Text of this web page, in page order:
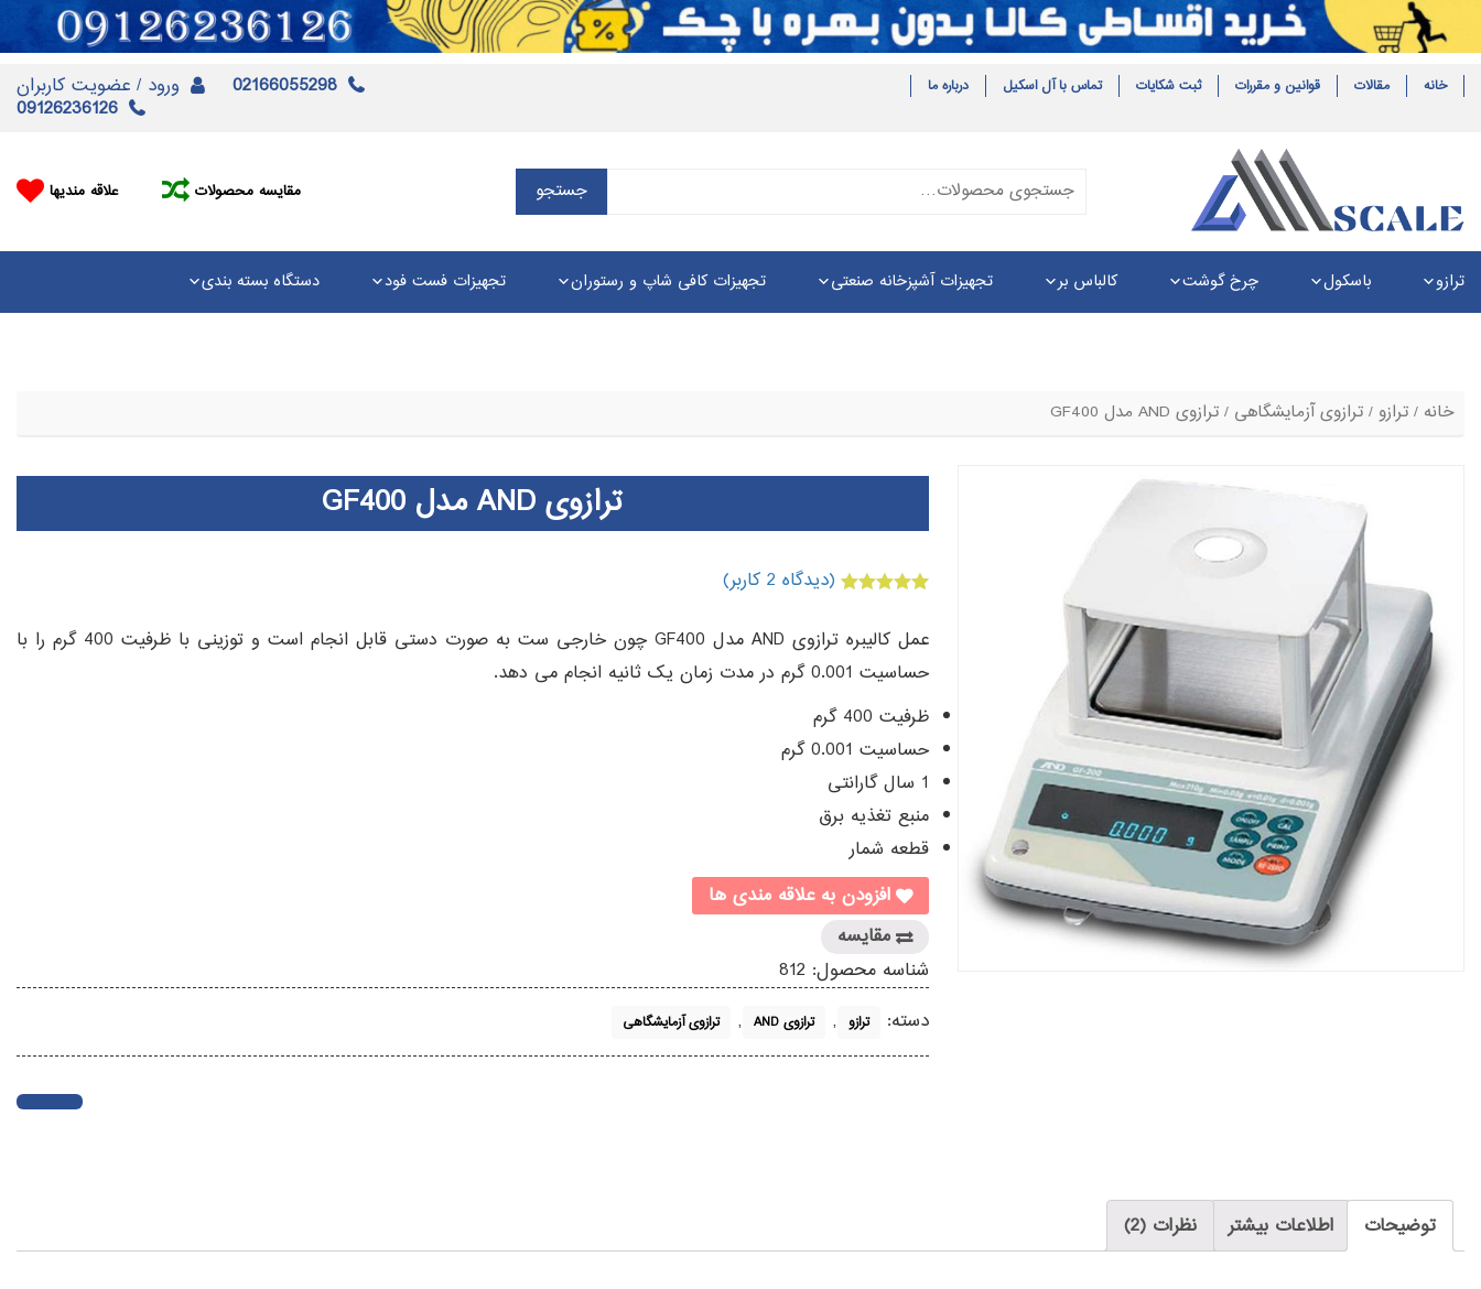
خانه مقالات قوانین و مقررات ثبت شکایات تماس با آل اسکیل درباره ما ورود / عضویت کاربران 02166055298
09126236126
جستجو
برای:
جستجو علاقه مندیها مقایسه محصولات
ترازو باسکول چرخ گوشت کالباس بر تجهیزات آشپزخانه صنعتی تجهیزات کافی شاپ و رستوران تجهیزات فست فود دستگاه بسته بندی
خانه /ترازو/ترازوی آزمایشگاهی / ترازوی AND مدل GF400
ترازوی AND مدل GF400
امتیازدهی
مشتری
(دیدگاه 2 کاربر)
عمل کالیبره ترازوی AND مدل GF400 چون خارجی ست به صورت دستی قابل انجام است و توزینی با ظرفیت 400 گرم را با
حساسیت 0.001 گرم در مدت زمان یک ثانیه انجام می دهد.
ظرفیت 400 گرم
حساسیت 0.001 گرم
1 سال گارانتی
منبع تغذیه برق
قطعه شمار
افزودن به علاقه مندی ها
مقایسه
شناسه محصول: 812
دسته:
ترازو , ترازوی AND , ترازوی آزمایشگاهی
توضیحات اطلاعات بیشتر نظرات (2)